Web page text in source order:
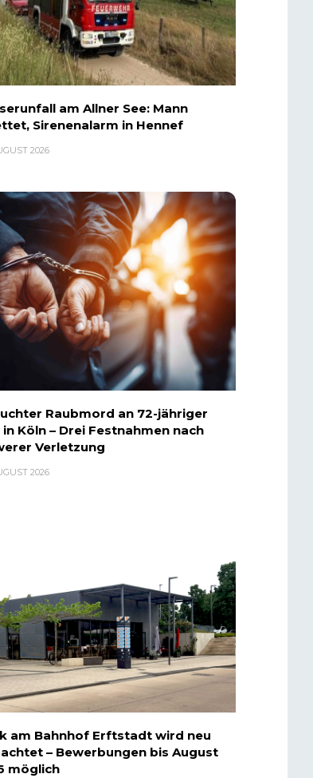
am Allner See: Mann
Sirenenalarm in Hennef
2026
Raubmord an 72-jähriger
in Köln – Drei Festnahmen nach
Verletzung
2026
am Bahnhof Erftstadt wird neu
– Bewerbungen bis August
möglich